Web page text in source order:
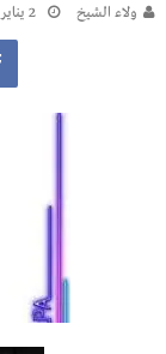
ولاء الشيخ 2 يناير، 2024